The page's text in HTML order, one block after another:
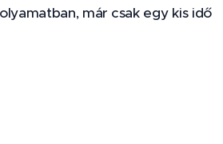
már csak egy kis idő